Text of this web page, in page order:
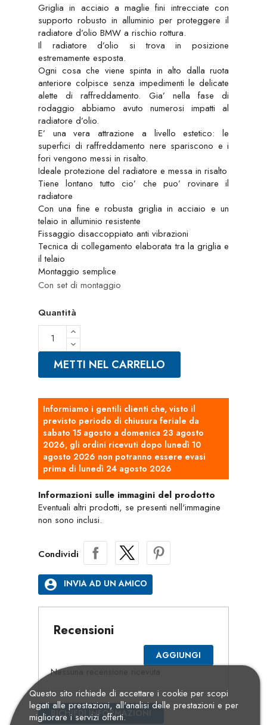
Griglia in acciaio a maglie fini intrecciate con
supporto robusto in alluminio per proteggere il
radiatore d’olio BMW a rischio rottura.
Il radiatore d’olio si trova in posizione
estremamente esposta.
Ogni cosa che viene spinta in alto dalla ruota
anteriore colpisce senza impedimenti le delicate
alette di raffreddamento. Gia’ nella fase di
rodaggio abbiamo avuto numerosi impatti al
radiatore d’olio.
E’ una vera attrazione a livello estetico: le
superfici di raffreddamento nere spariscono e i
fori vengono messi in risalto.
Ideale protezione del radiatore e messa in risalto
Tiene lontano tutto cio’ che puo’ rovinare il
radiatore
Con una fine e robusta griglia in acciaio e un
telaio in alluminio resistente
Fissaggio disaccoppiato anti vibrazioni
Tecnica di collegamento elaborata tra la griglia e
il telaio
Montaggio semplice
Con set di montaggio
Quantità
METTI NEL CARRELLO
Informiamo i gentili clienti che, visto il
previsto periodo di chiusura feriale da
sabato 15 agosto a domenica 23 agosto
2026, gli ordini ricevuti dopo lunedì 10
agosto 2026 non potranno essere evasi
prima di lunedì 24 agosto 2026
Informazioni sulle immagini del prodotto
Eventuali altri prodotti, se presenti nell'immagine
non sono inclusi.
Condividi
account_circle INVIA AD UN AMICO
Recensioni
AGGIUNGI
Nessuna recensione ricevuta
RICHIEDI INFORMAZIONI
Questo sito richiede di accettare i cookie per scopi
legati alle prestazioni, all'analisi delle prestazioni e per
migliorare i servizi offerti.